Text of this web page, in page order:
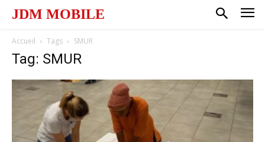
JDM MOBILE
Accueil Tags SMUR
Tag: SMUR